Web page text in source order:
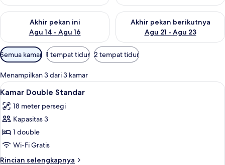
Akhir pekan ini
Agu 14 - Agu 16
Periksa ketersediaan untuk akhir pekan ini Agu 14 - Agu 16
Akhir pekan berikutnya
Agu 21 - Agu 23
Periksa ketersediaan untuk
Filter
tersedia
untuk
kamar
Semua kamar 1 tempat tidur 2 tempat tidur
Menampilkan 3 dari 3 kamar
Lihat
semua
foto
untuk
Kamar
Double
Standar
Kamar Double Standar | 1 kamar
12
Kamar Double Standar
18 meter persegi
Kapasitas 3
1 double
Wi-Fi Gratis
Rincian selengkapnya
Rincian